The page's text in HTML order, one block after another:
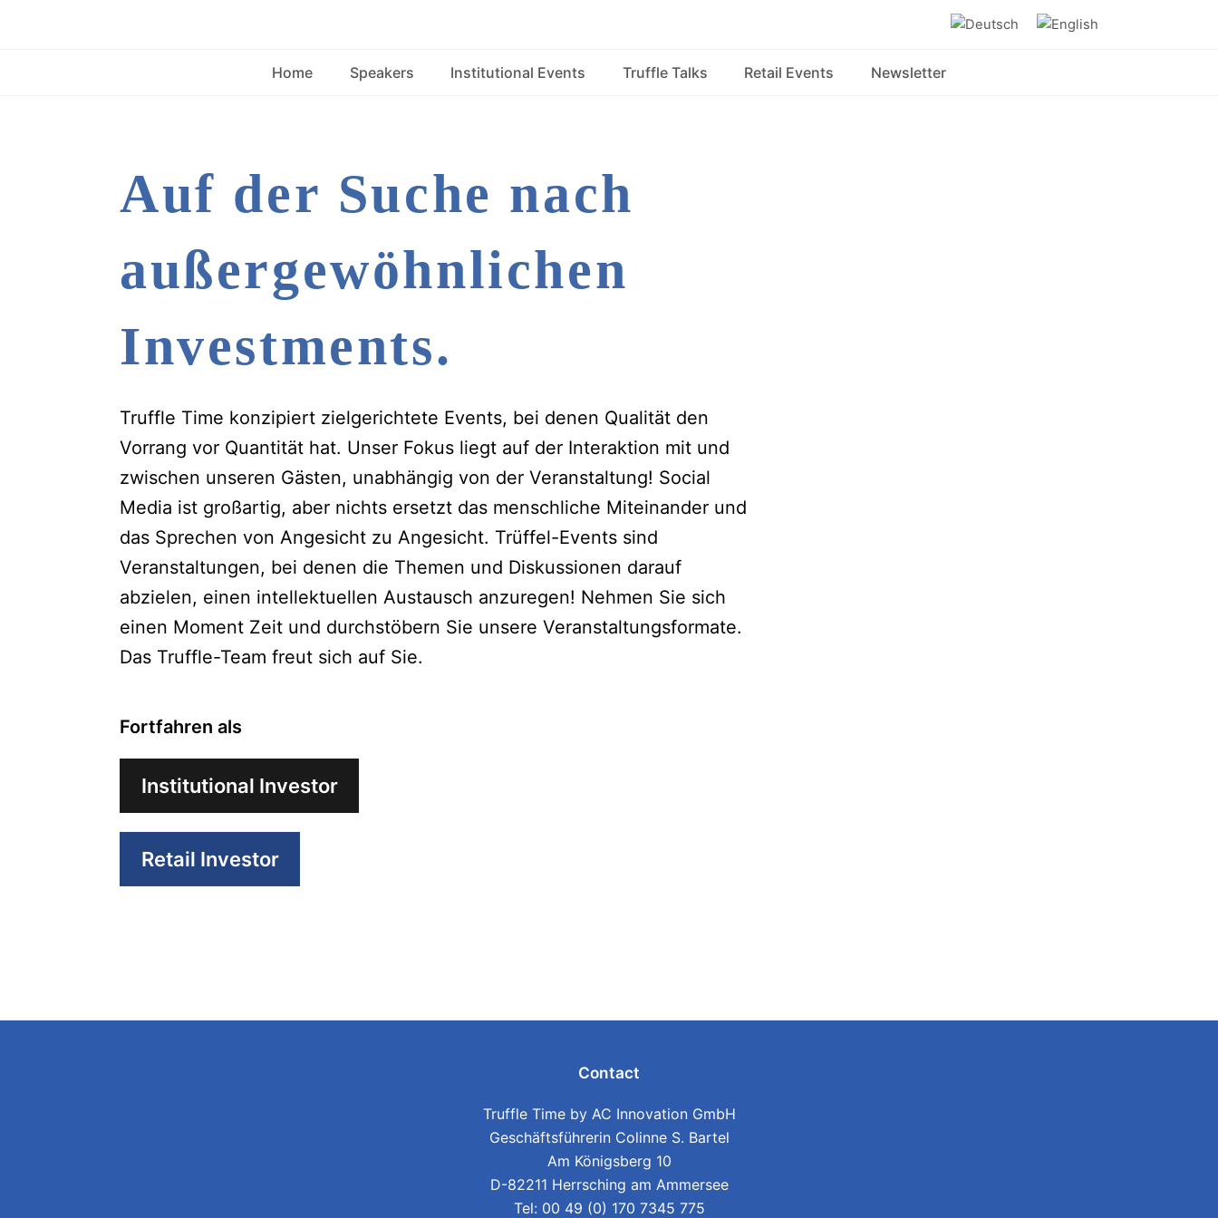
Home Speakers Institutional Events Truffle Talks Retail Events Newsletter
Auf der Suche nach
außergewöhnlichen
Investments.
Truffle Time konzipiert zielgerichtete Events, bei denen Qualität den
Vorrang vor Quantität hat. Unser Fokus liegt auf der Interaktion mit und
zwischen unseren Gästen, unabhängig von der Veranstaltung! Social
Media ist großartig, aber nichts ersetzt das menschliche Miteinander und
das Sprechen von Angesicht zu Angesicht. Trüffel-Events sind
Veranstaltungen, bei denen die Themen und Diskussionen darauf
abzielen, einen intellektuellen Austausch anzuregen! Nehmen Sie sich
einen Moment Zeit und durchstöbern Sie unsere Veranstaltungsformate.
Das Truffle-Team freut sich auf Sie.
Fortfahren als
Institutional Investor
Retail Investor
Contact
Truffle Time by AC Innovation GmbH
Geschäftsführerin Colinne S. Bartel
Am Königsberg 10
D-82211 Herrsching am Ammersee
Tel: 00 49 (0) 170 7345 775